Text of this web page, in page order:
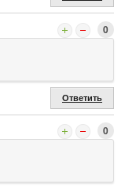
0
Ответить
0